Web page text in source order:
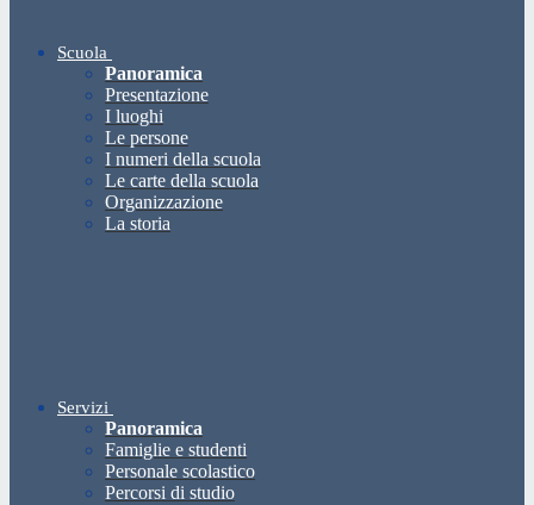
Scuola
Panoramica
Presentazione
I luoghi
Le persone
I numeri della scuola
Le carte della scuola
Organizzazione
La storia
Servizi
Panoramica
Famiglie e studenti
Personale scolastico
Percorsi di studio